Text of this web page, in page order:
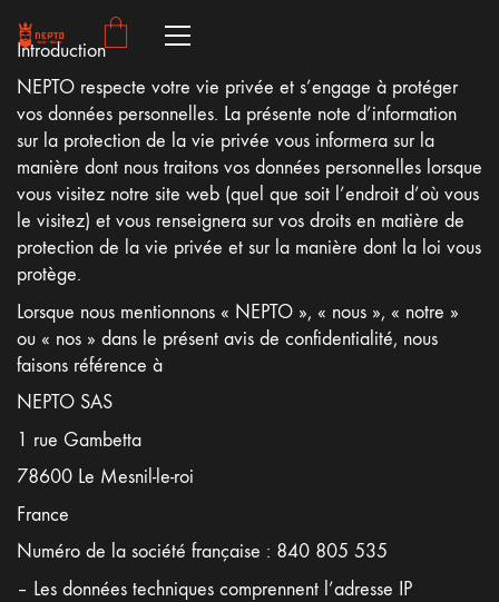
Introduction
NEPTO respecte votre vie privée et s’engage à protéger
vos données personnelles. La présente note d’information
sur la protection de la vie privée vous informera sur la
manière dont nous traitons vos données personnelles lorsque
vous visitez notre site web (quel que soit l’endroit d’où vous
le visitez) et vous renseignera sur vos droits en matière de
protection de la vie privée et sur la manière dont la loi vous
protège.
Lorsque nous mentionnons « NEPTO », « nous », « notre »
ou « nos » dans le présent avis de confidentialité, nous
faisons référence à
NEPTO SAS
1 rue Gambetta
78600 Le Mesnil-le-roi
France
Numéro de la société française : 840 805 535
– Les données techniques comprennent l’adresse IP